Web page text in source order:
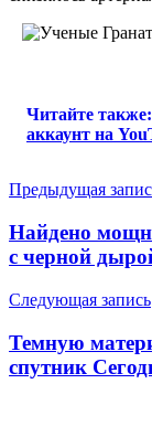
Читайте также:
аккаунт на
Навигация
по
записям
Предыдущая
Найдено
с черной
Следующая запись
Темную
спутник